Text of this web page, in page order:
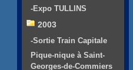
-Expo TULLINS
2003
-Sortie Train Capitale
Pique-nique à Saint-
Georges-de-Commiers